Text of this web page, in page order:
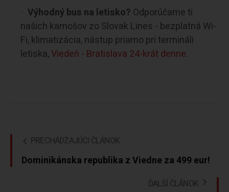
Výhodný bus na letisko? Odporúčame ti
našich kamošov zo Slovak Lines - bezplatná Wi-
Fi, klimatizácia, nástup priamo pri termináli
letiska,Viedeň - Bratislava 24-krát denne.
PRECHÁDZAJÚCI ČLÁNOK
Dominikánska republika z Viedne za 499 eur!
ĎALŠÍ ČLÁNOK